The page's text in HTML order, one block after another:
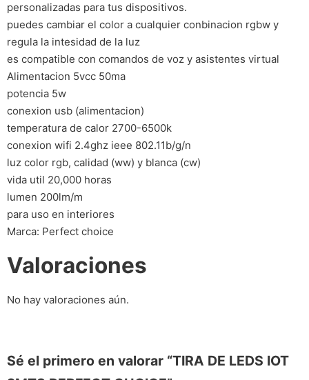
personalizadas para tus dispositivos.
puedes cambiar el color a cualquier conbinacion rgbw y
regula la intesidad de la luz
es compatible con comandos de voz y asistentes virtual
Alimentacion 5vcc 50ma
potencia 5w
conexion usb (alimentacion)
temperatura de calor 2700-6500k
conexion wifi 2.4ghz ieee 802.11b/g/n
luz color rgb, calidad (ww) y blanca (cw)
vida util 20,000 horas
lumen 200lm/m
para uso en interiores
Marca: Perfect choice
Valoraciones
No hay valoraciones aún.
Sé el primero en valorar “TIRA DE LEDS IOT